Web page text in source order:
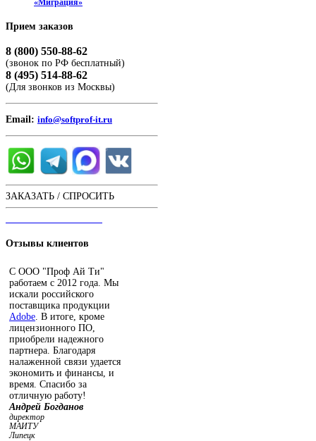
«Миграция»
Прием заказов
8 (800) 550-88-62
(звонок по РФ бесплатный)
8 (495) 514-88-62
(Для звонков из Москвы)
Email: info@softprof-it.ru
ЗАКАЗАТЬ / СПРОСИТЬ
Отзывы клиентов
С ООО "Проф Ай Ти"
работаем с 2012 года. Мы
искали российского
поставщика продукции
Adobe . В итоге, кроме
лицензионного ПО,
приобрели надежного
партнера. Благодаря
налаженной связи удается
экономить и финансы, и
время. Спасибо за
отличную работу!
Андрей Богданов
директор
МАИТУ
Липецк